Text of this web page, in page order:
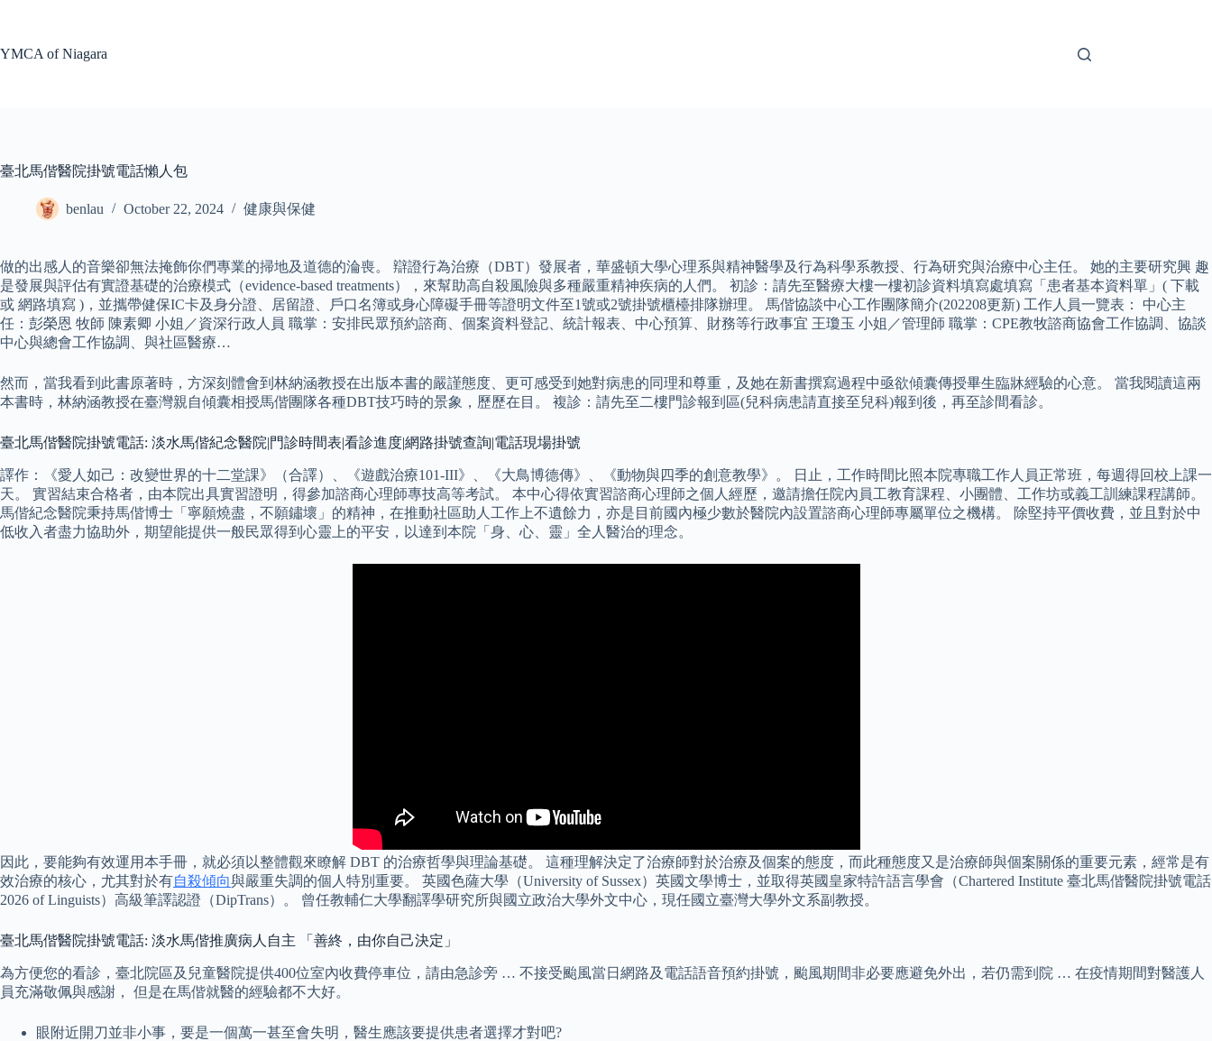
YMCA of Niagara
臺北馬偕醫院掛號電話懶人包
benlau October 22, 2024 健康與保健
做的出感人的音樂卻無法掩飾你們專業的掃地及道德的淪喪。 辯證行為治療（DBT）發展者，華盛頓大學心理系與精神醫學及行為科學系教授、行為研究與治療中心主任。 她的主要研究興 趣
是發展與評估有實證基礎的治療模式（evidence-based treatments），來幫助高自殺風險與多種嚴重精神疾病的人們。 初診：請先至醫療大樓一樓初診資料填寫處填寫「患者基本資料單」( 下載
或 網路填寫 )，並攜帶健保IC卡及身分證、居留證、戶口名簿或身心障礙手冊等證明文件至1號或2號掛號櫃檯排隊辦理。 馬偕協談中心工作團隊簡介(202208更新) 工作人員一覽表： 中心主
任：彭榮恩 牧師 陳素卿 小姐／資深行政人員 職掌：安排民眾預約諮商、個案資料登記、統計報表、中心預算、財務等行政事宜 王瓊玉 小姐／管理師 職掌：CPE教牧諮商協會工作協調、協談
中心與總會工作協調、與社區醫療…
然而，當我看到此書原著時，方深刻體會到林納涵教授在出版本書的嚴謹態度、更可感受到她對病患的同理和尊重，及她在新書撰寫過程中亟欲傾囊傳授畢生臨牀經驗的心意。 當我閱讀這兩
本書時，林納涵教授在臺灣親自傾囊相授馬偕團隊各種DBT技巧時的景象，歷歷在目。 複診：請先至二樓門診報到區(兒科病患請直接至兒科)報到後，再至診間看診。
臺北馬偕醫院掛號電話: 淡水馬偕紀念醫院|門診時間表|看診進度|網路掛號查詢|電話現場掛號
譯作：《愛人如己：改變世界的十二堂課》（合譯）、《遊戲治療101-III》、《大鳥博德傳》、《動物與四季的創意教學》。 日止，工作時間比照本院專職工作人員正常班，每週得回校上課一
天。 實習結束合格者，由本院出具實習證明，得參加諮商心理師專技高等考試。 本中心得依實習諮商心理師之個人經歷，邀請擔任院內員工教育課程、小團體、工作坊或義工訓練課程講師。
馬偕紀念醫院秉持馬偕博士「寧願燒盡，不願鏽壞」的精神，在推動社區助人工作上不遺餘力，亦是目前國內極少數於醫院內設置諮商心理師專屬單位之機構。 除堅持平價收費，並且對於中
低收入者盡力協助外，期望能提供一般民眾得到心靈上的平安，以達到本院「身、心、靈」全人醫治的理念。
因此，要能夠有效運用本手冊，就必須以整體觀來瞭解 DBT 的治療哲學與理論基礎。 這種理解決定了治療師對於治療及個案的態度，而此種態度又是治療師與個案關係的重要元素，經常是有
效治療的核心，尤其對於有自殺傾向與嚴重失調的個人特別重要。 英國色薩大學（University of Sussex）英國文學博士，並取得英國皇家特許語言學會（Chartered Institute 臺北馬偕醫院掛號電話
2026 of Linguists）高級筆譯認證（DipTrans）。 曾任教輔仁大學翻譯學研究所與國立政治大學外文中心，現任國立臺灣大學外文系副教授。
臺北馬偕醫院掛號電話: 淡水馬偕推廣病人自主 「善終，由你自己決定」
為方便您的看診，臺北院區及兒童醫院提供400位室內收費停車位，請由急診旁 … 不接受颱風當日網路及電話語音預約掛號，颱風期間非必要應避免外出，若仍需到院 … 在疫情期間對醫護人
員充滿敬佩與感謝， 但是在馬偕就醫的經驗都不大好。
眼附近開刀並非小事，要是一個萬一甚至會失明，醫生應該要提供患者選擇才對吧?